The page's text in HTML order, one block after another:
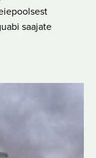
saajate